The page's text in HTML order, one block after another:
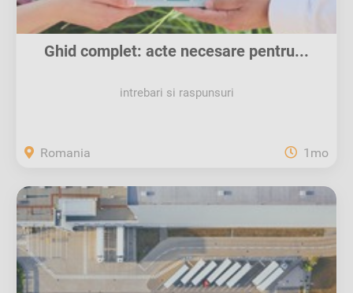
Ghid complet: acte necesare pentru...
intrebari si raspunsuri
Romania 1mo